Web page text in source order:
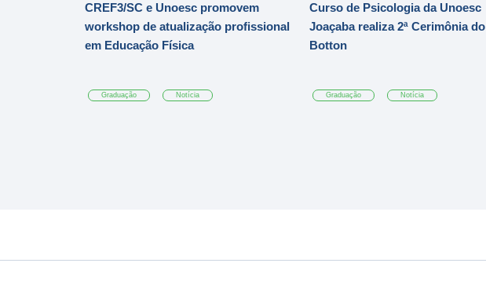
CREF3/SC e Unoesc promovem
workshop de atualização profissional
em Educação Física
Graduação Notícia
Curso de Psicologia da Unoesc
Joaçaba realiza 2ª Cerimônia do
Botton
Graduação Notícia